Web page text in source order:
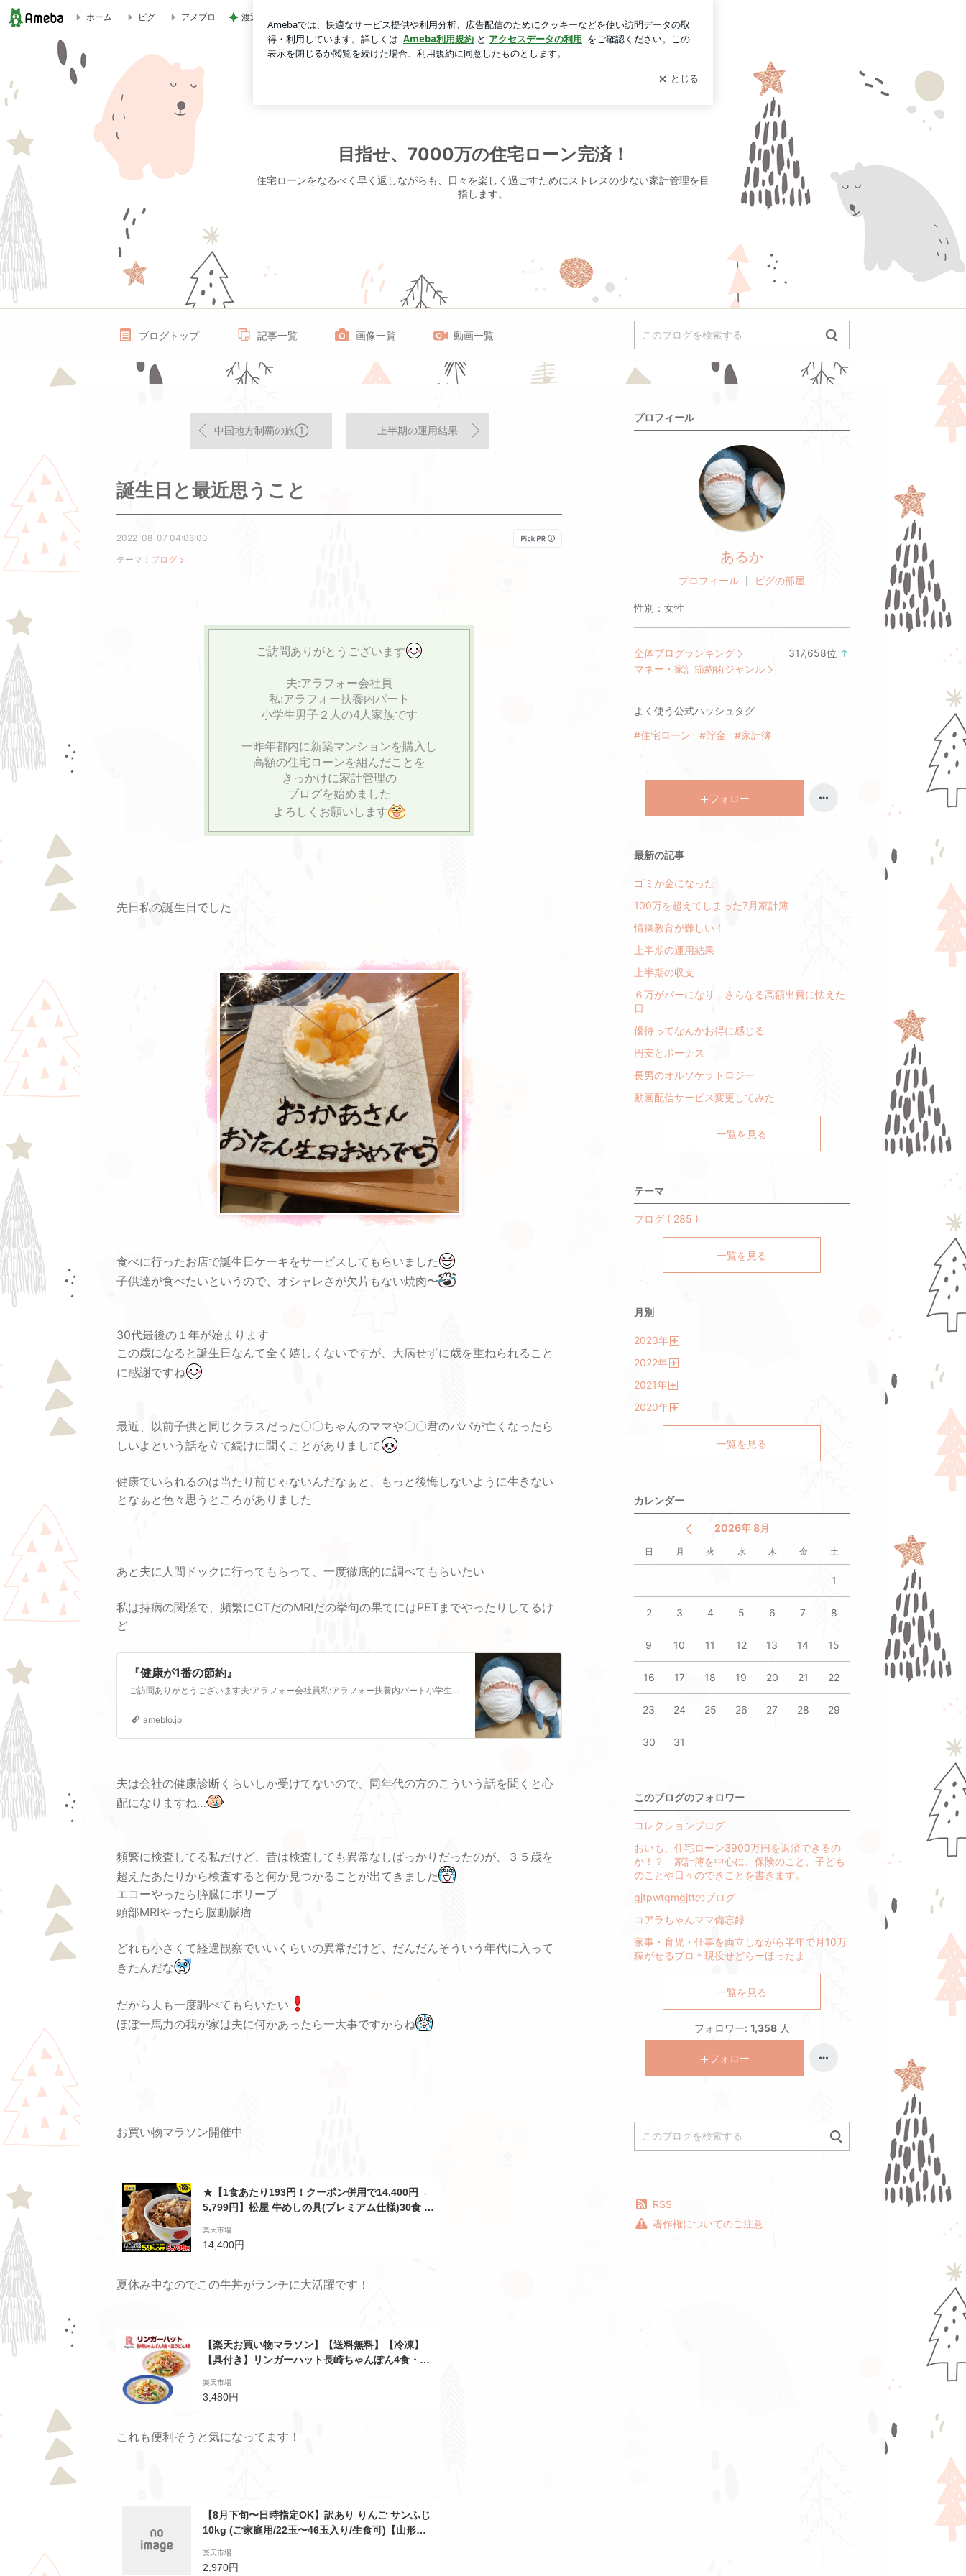
誕生日と最近思うこと | 目指せ、7000万の住宅ローン完済！
ホーム ピグ アメブロ 渡辺美奈代 トマトチキン煮込み ログイン
目指せ、7000万の住宅ローン完済！
住宅ローンをなるべく早く返しながらも、日々を楽しく過ごすためにストレスの少ない家計管理を目
指します。
ブログトップ 記事一覧 画像一覧 動画一覧
中国地方制覇の旅① 上半期の運用結果
誕生日と最近思うこと
2022-08-07 04:06:00
テーマ： ブログ
ご訪問ありがとうございます
夫:アラフォー会社員
私:アラフォー扶養内パート
小学生男子２人の4人家族です
一昨年都内に新築マンションを購入し
高額の住宅ローンを組んだことを
きっかけに家計管理の
ブログを始めました
よろしくお願いします
先日私の誕生日でした
食べに行ったお店で誕生日ケーキをサービスしてもらいました
子供達が食べたいというので、オシャレさが欠片もない焼肉〜
30代最後の１年が始まります
この歳になると誕生日なんて全く嬉しくないですが、大病せずに歳を重ねられること
に感謝ですね
最近、以前子供と同じクラスだった〇〇ちゃんのママや〇〇君のパパが亡くなったら
しいよという話を立て続けに聞くことがありまして
健康でいられるのは当たり前じゃないんだなぁと、もっと後悔しないように生きない
となぁと色々思うところがありました
あと夫に人間ドックに行ってもらって、一度徹底的に調べてもらいたい
私は持病の関係で、頻繁にCTだのMRIだの挙句の果てにはPETまでやったりしてるけ
ど
『健康が1番の節約』
ご訪問ありがとうございます夫:アラフォー会社員私:アラフォー扶養内パート小学生男子２人の4人家族です一昨年都内に新築マンションを購入し高額の住宅ローンを組んだ…
ameblo.jp
夫は会社の健康診断くらいしか受けてないので、同年代の方のこういう話を聞くと心
配になりますね…
頻繁に検査してる私だけど、昔は検査しても異常なしばっかりだったのが、３５歳を
超えたあたりから検査すると何か見つかることが出てきました
エコーやったら膵臓にポリープ
頭部MRIやったら脳動脈瘤
どれも小さくて経過観察でいいくらいの異常だけど、だんだんそういう年代に入って
きたんだな
だから夫も一度調べてもらいたい
ほぼ一馬力の我が家は夫に何かあったら一大事ですからね
お買い物マラソン開催中
★【1食あたり193円！クーポン併用で14,400円→
5,799円】松屋 牛めしの具(プレミアム仕様)30食 牛
品 冷凍 おかず セット 冷食 お惣菜 惣菜 牛丼 肉 仕
送り お中元 ギフト 御中元 中元 手土産 ギフト プレ
楽天市場
14,400円
夏休み中なのでこの牛丼がランチに大活躍です！
【楽天お買い物マラソン】【送料無料】【冷凍】
【具付き】リンガーハット長崎ちゃんぽん4食・皿
楽天市場
3,480円
これも便利そうと気になってます！
【8月下旬〜日時指定OK】訳あり りんご サンふじ
10kg (ご家庭用/22玉〜46玉入り/生食可)【山形県
庭用/果物/フルーツ/人気/売れ筋/山形県/送料無料/お
楽天市場
2,970円
プロフィール
あるか
プロフィール ピグの部屋
性別： 女性
全体ブログランキング 317,658位 ↑
マネー・家計節約術ジャンル
よく使う公式ハッシュタグ
#住宅ローン #貯金 #家計簿
フォロー
最新の記事
ゴミが金になった
100万を超えてしまった7月家計簿
情操教育が難しい！
上半期の運用結果
上半期の収支
６万がパーになり、さらなる高額出費に怯えた
日
優待ってなんかお得に感じる
円安とボーナス
長男のオルソケラトロジー
動画配信サービス変更してみた
一覧を見る
テーマ
ブログ ( 285 )
一覧を見る
月別
2023年
2022年
2021年
2020年
一覧を見る
カレンダー
2026年 8月
日 月 火 水 木 金 土
1
2 3 4 5 6 7 8
9 10 11 12 13 14 15
16 17 18 19 20 21 22
23 24 25 26 27 28 29
30 31
このブログのフォロワー
コレクションブログ
おいも、住宅ローン3900万円を返済できるの
か！？ 家計簿を中心に、保険のこと、子ども
のことや日々のできことを書きます。
gjtpwtgmgjttのブログ
コアラちゃんママ備忘録
家事・育児・仕事を両立しながら半年で月10万
稼がせるプロ＊現役せどらーほったま
一覧を見る
フォロワー: 1,358 人
フォロー
RSS
著作権についてのご注意